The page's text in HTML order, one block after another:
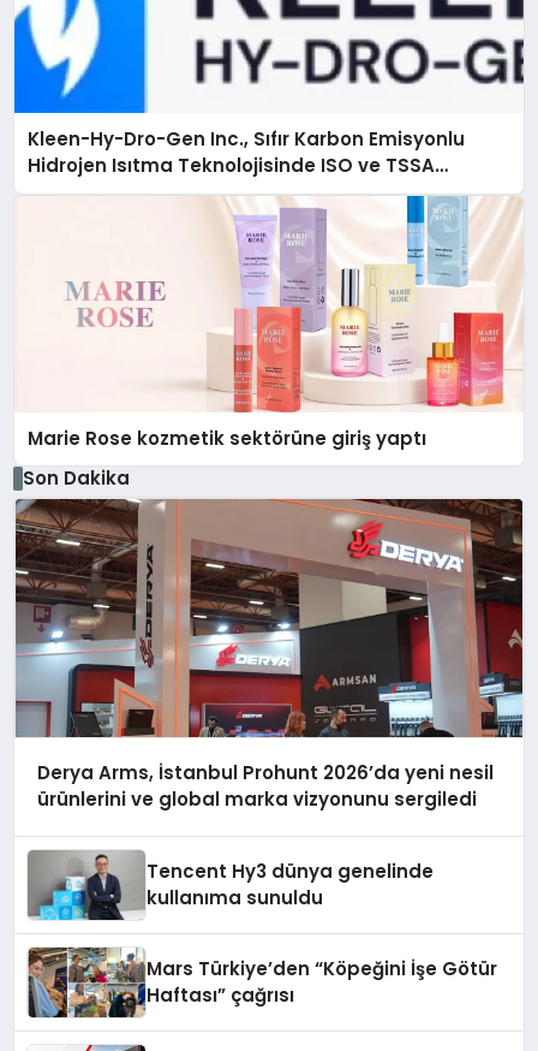
Kleen-Hy-Dro-Gen Inc., Sıfır Karbon Emisyonlu
Hidrojen Isıtma Teknolojisinde ISO ve TSSA
Düzenleyici Onaylarını Aldı
Marie Rose kozmetik sektörüne giriş yaptı
Son Dakika
Derya Arms, İstanbul Prohunt 2026’da yeni nesil
ürünlerini ve global marka vizyonunu sergiledi
Tencent Hy3 dünya genelinde
kullanıma sunuldu
Mars Türkiye’den “Köpeğini İşe Götür
Haftası” çağrısı